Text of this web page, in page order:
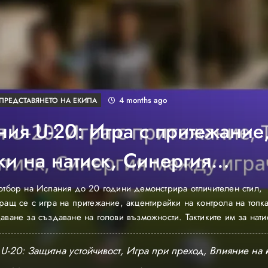
НА ЕКИПА 4 months ago
U-20: Игра с
на натиск, Синергия
играчите
на Испания до 20 години демонстрира отличителен стил,
се с игра на притежание, акцентирайки на контрола на
за създаване на голови възможности. Тактиките им за
бързото възстановяване на притежанието, прилагане на
на противниковите действия и иницииране на
20: Защитна устойчивост, Игра при преход, Влияние на